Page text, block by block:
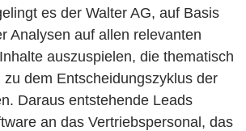
es der Walter AG, auf Basis
Analysen auf allen relevanten
auszuspielen, die thematisch
dem Entscheidungszyklus der
Daraus entstehende Leads
an das Vertriebspersonal, das